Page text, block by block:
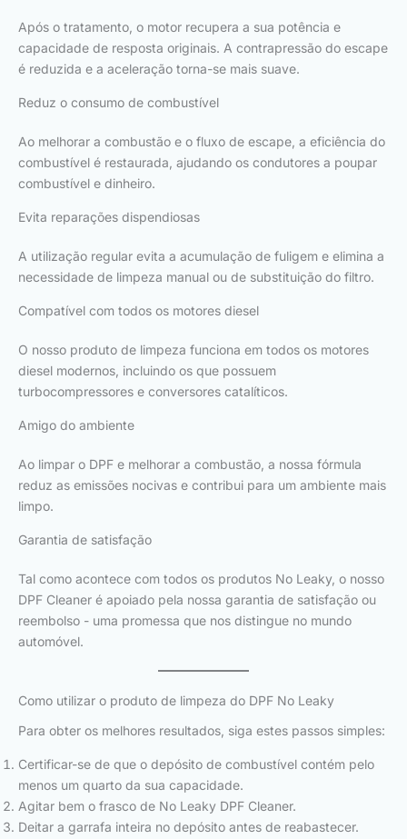
Após o tratamento, o motor recupera a sua potência e
capacidade de resposta originais. A contrapressão do escape
é reduzida e a aceleração torna-se mais suave.
Reduz o consumo de combustível
Ao melhorar a combustão e o fluxo de escape, a eficiência do
combustível é restaurada, ajudando os condutores a poupar
combustível e dinheiro.
Evita reparações dispendiosas
A utilização regular evita a acumulação de fuligem e elimina a
necessidade de limpeza manual ou de substituição do filtro.
Compatível com todos os motores diesel
O nosso produto de limpeza funciona em todos os motores
diesel modernos, incluindo os que possuem
turbocompressores e conversores catalíticos.
Amigo do ambiente
Ao limpar o DPF e melhorar a combustão, a nossa fórmula
reduz as emissões nocivas e contribui para um ambiente mais
limpo.
Garantia de satisfação
Tal como acontece com todos os produtos No Leaky, o nosso
DPF Cleaner é apoiado pela nossa garantia de satisfação ou
reembolso - uma promessa que nos distingue no mundo
automóvel.
Como utilizar o produto de limpeza do DPF No Leaky
Para obter os melhores resultados, siga estes passos simples:
Certificar-se de que o depósito de combustível contém pelo
menos um quarto da sua capacidade.
Agitar bem o frasco de No Leaky DPF Cleaner.
Deitar a garrafa inteira no depósito antes de reabastecer.